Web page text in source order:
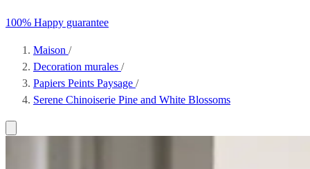
100% Happy guarantee
Maison /
Decoration murales /
Papiers Peints Paysage /
Serene Chinoiserie Pine and White Blossoms